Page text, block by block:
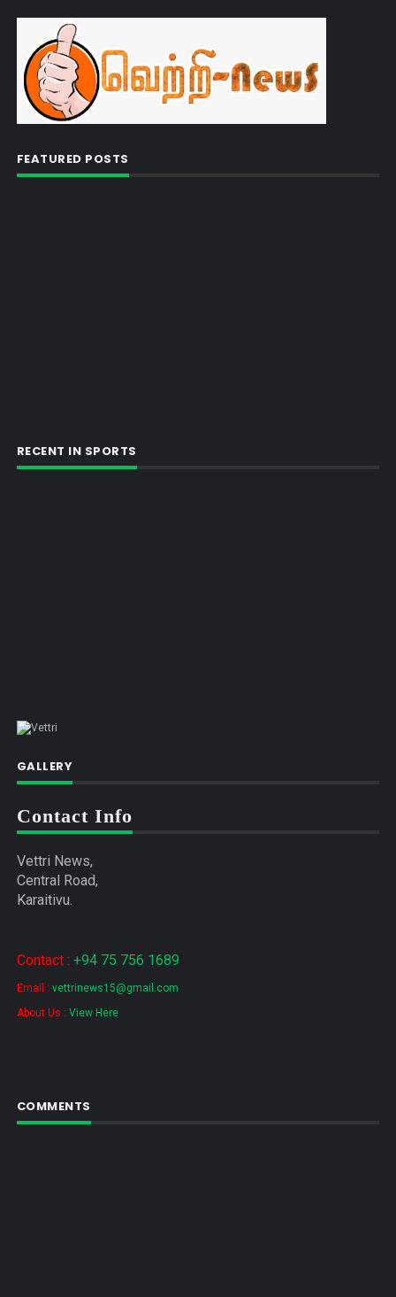
FEATURED POSTS
RECENT IN SPORTS
GALLERY
Contact Info
Vettri News,
Central Road,
Karaitivu.
Contact : +94 75 756 1689
Email : vettrinews15@gmail.com
About Us : View Here
COMMENTS